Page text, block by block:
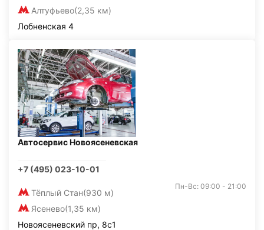
Алтуфьево(2,35 км)
Лобненская 4
Автосервис Новоясеневская
+7 (495) 023-10-01
Тёплый Стан(930 м)
Ясенево(1,35 км)
Пн-Вс: 09:00 - 21:00
Новоясеневский пр, 8с1